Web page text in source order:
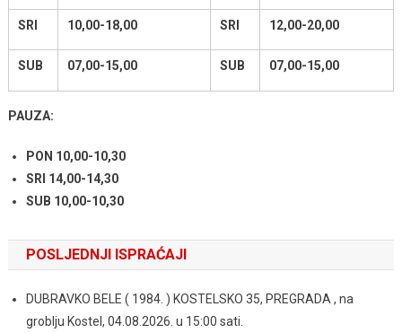
SRI 10,00-18,00 SRI 12,00-20,00
SUB 07,00-15,00 SUB 07,00-15,00
PAUZA:
PON 10,00-10,30
SRI 14,00-14,30
SUB 10,00-10,30
POSLJEDNJI ISPRAĆAJI
DUBRAVKO BELE ( 1984. ) KOSTELSKO 35, PREGRADA , na
groblju Kostel, 04.08.2026. u 15:00 sati.